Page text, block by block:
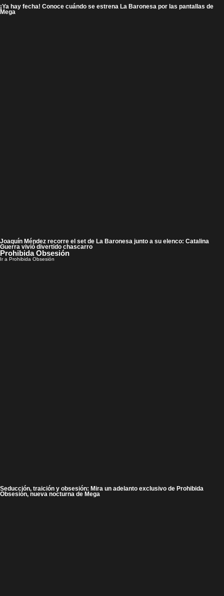
¡Ya hay fecha! Conoce cuándo se estrena La Baronesa por las pantallas de
Mega
Joaquín Méndez recorre el set de La Baronesa junto a su elenco: Catalina
Guerra vivió divertido chascarro
Prohibida Obsesión
Ir a Prohibida Obsesión
Seducción, traición y obsesión: Mira un adelanto exclusivo de Prohibida
Obsesión, nueva nocturna de Mega